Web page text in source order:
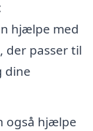
hjælpe med
der passer til
dine
også hjælpe